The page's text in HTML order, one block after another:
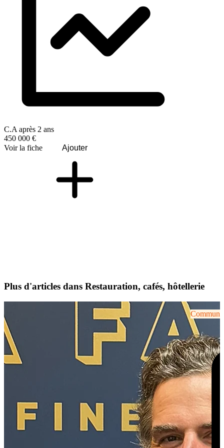
C.A après 2 ans
450 000 €
Voir la fiche
Ajouter
Plus d'articles dans Restauration, cafés, hôtellerie